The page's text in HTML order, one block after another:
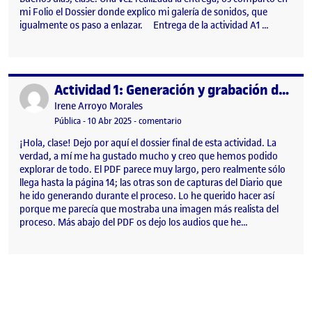
mi Folio el Dossier donde explico mi galería de sonidos, que
igualmente os paso a enlazar. Entrega de la actividad A1 …
Publicado por Actividad 1: Generación y grabación de sonidos
Publicado por
Irene Arroyo Morales
Visibilidad:
Pública-Fecha de publicación
10 Abr 202523 febrero, 2026 10:46 pm
-comentario
¡Hola, clase! Dejo por aquí el dossier final de esta actividad. La
verdad, a mí me ha gustado mucho y creo que hemos podido
explorar de todo. El PDF parece muy largo, pero realmente sólo
llega hasta la página 14; las otras son de capturas del Diario que
he ido generando durante el proceso. Lo he querido hacer así
porque me parecía que mostraba una imagen más realista del
proceso. Más abajo del PDF os dejo los audios que he…